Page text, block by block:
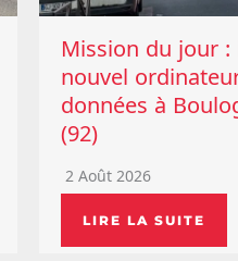
Mission du jour :
nouvel
données à
(92)
2 Août 2026
LIRE LA SUITE